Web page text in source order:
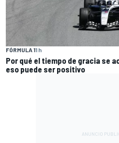
FÓRMULA 11 h
Por qué el tiempo de gracia se
eso puede ser positivo